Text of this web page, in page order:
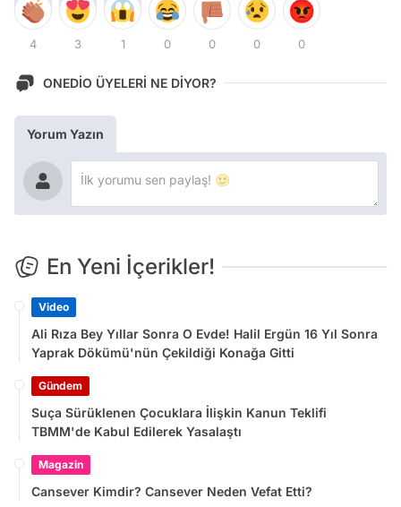
4 3 1 0 0 0 0
ONEDİO ÜYELERİ NE DİYOR?
Yorum Yazın
En Yeni İçerikler!
Video
Ali Rıza Bey Yıllar Sonra O Evde! Halil Ergün 16 Yıl Sonra
Yaprak Dökümü'nün Çekildiği Konağa Gitti
Gündem
Suça Sürüklenen Çocuklara İlişkin Kanun Teklifi
TBMM'de Kabul Edilerek Yasalaştı
Magazin
Cansever Kimdir? Cansever Neden Vefat Etti?